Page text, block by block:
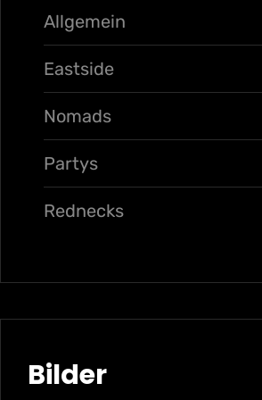
Allgemein
Eastside
Nomads
Partys
Rednecks
Bilder